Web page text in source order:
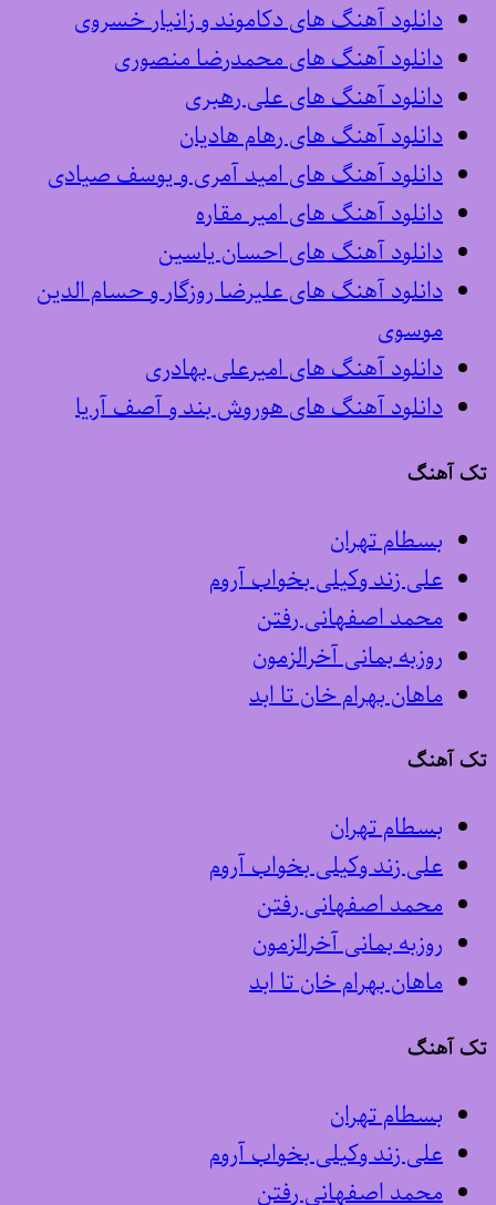
دانلود آهنگ های دکاموند و زانیار خسروی
دانلود آهنگ های محمدرضا منصوری
دانلود آهنگ های علی رهبری
دانلود آهنگ های رهام هادیان
دانلود آهنگ های امید آمری و یوسف صیادی
دانلود آهنگ های امیر مقاره
دانلود آهنگ های احسان یاسین
دانلود آهنگ های علیرضا روزگار و حسام الدین
موسوی
دانلود آهنگ های امیرعلی بهادری
دانلود آهنگ های هوروش بند و آصف آریا
تک آهنگ
بسطام تهران
علی زند وکیلی بخواب آروم
محمد اصفهانی رفتن
روزبه بمانی آخرالزمون
ماهان بهرام خان تا ابد
تک آهنگ
بسطام تهران
علی زند وکیلی بخواب آروم
محمد اصفهانی رفتن
روزبه بمانی آخرالزمون
ماهان بهرام خان تا ابد
تک آهنگ
بسطام تهران
علی زند وکیلی بخواب آروم
محمد اصفهانی رفتن